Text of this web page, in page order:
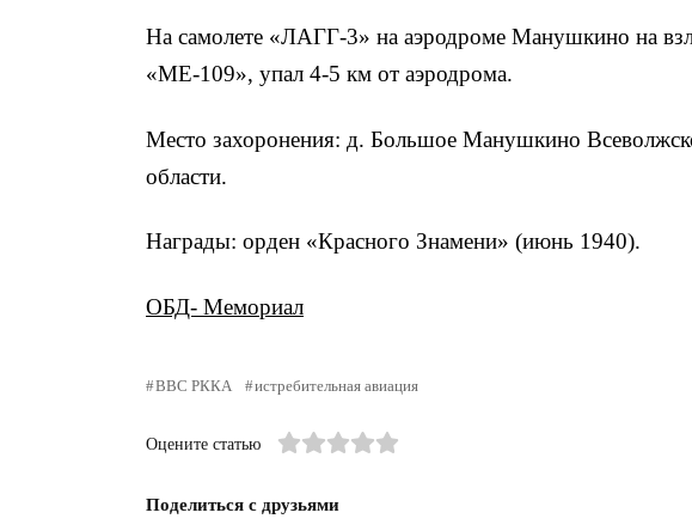
На самолете «ЛАГГ-3» на аэродроме Манушкино на
«МЕ-109», упал 4-5 км от аэродрома.
Место захоронения: д. Большое Манушкино
области.
Награды: орден «Красного Знамени» (июнь 1940).
ОБД- Мемориал
ВВС РККА истребительная авиация
Оцените статью
Поделиться с друзьями